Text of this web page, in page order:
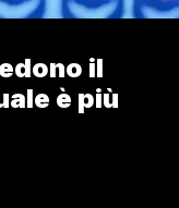
il
è più